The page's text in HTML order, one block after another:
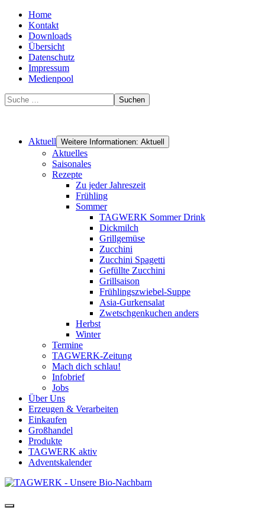
Home
Kontakt
Downloads
Übersicht
Datenschutz
Impressum
Medienpool
Suchen
Aktuell Weitere Informationen: Aktuell
Aktuelles
Saisonales
Rezepte
Zu jeder Jahreszeit
Frühling
Sommer
TAGWERK Sommer Drink
Dickmilch
Grillgemüse
Zucchini
Zucchini Spagetti
Gefüllte Zucchini
Grillsaison
Frühlingszwiebel-Suppe
Asia-Gurkensalat
Zwetschgenkuchen anders
Herbst
Winter
Termine
TAGWERK-Zeitung
Mach dich schlau!
Infobrief
Jobs
Über Uns
Erzeugen & Verarbeiten
Einkaufen
Großhandel
Produkte
TAGWERK aktiv
Adventskalender